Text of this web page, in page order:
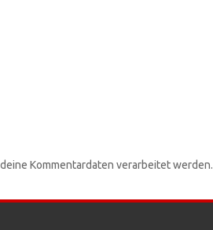
Kommentardaten verarbeitet werden.